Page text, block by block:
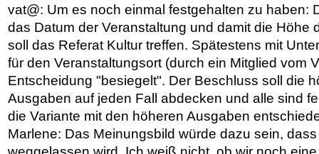
vat@: Um es noch einmal festgehalten zu haben:
das Datum der Veranstaltung und damit die Höhe
soll das Referat Kultur treffen. Spätestens mit
für den Veranstaltungsort (durch ein Mitglied vom
Entscheidung "besiegelt". Der Beschluss soll die
Ausgaben auf jeden Fall abdecken und alle sind
die Variante mit den höheren Ausgaben
Marlene: Das Meinungsbild würde dazu sein,